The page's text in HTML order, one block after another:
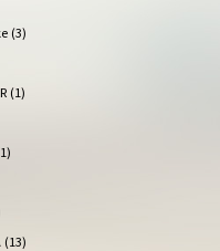
(3)
(1)
(13)